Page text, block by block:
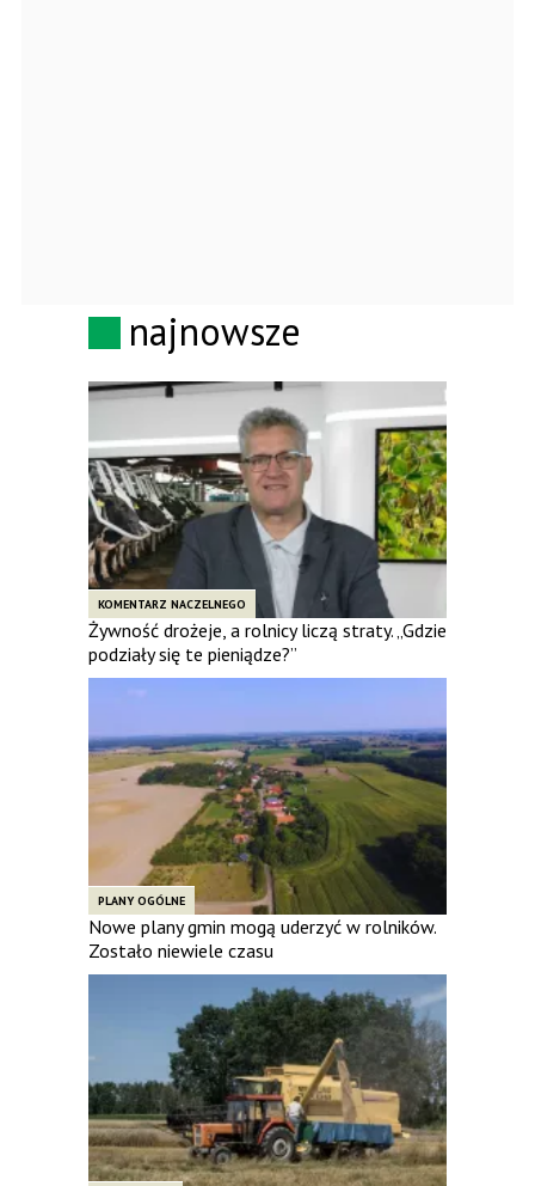
najnowsze
KOMENTARZ NACZELNEGO
Żywność drożeje, a rolnicy liczą straty. „Gdzie
podziały się te pieniądze?”
PLANY OGÓLNE
Nowe plany gmin mogą uderzyć w rolników.
Zostało niewiele czasu